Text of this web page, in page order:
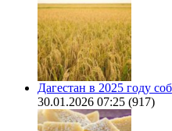
Дагестан в 2025 году
30.01.2026 07:25 (917)